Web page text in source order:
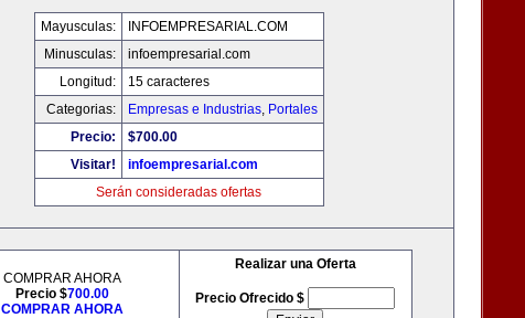
Mayusculas:
INFOEMPRESARIAL.COM
Minusculas:
infoempresarial.com
Longitud:
15 caracteres
Categorias:
Empresas e Industrias, Portales
Precio:
$700.00
Visitar!
infoempresarial.com
Serán consideradas ofertas
COMPRAR AHORA
Precio $700.00
COMPRAR AHORA
Realizar una Oferta
Precio Ofrecido $